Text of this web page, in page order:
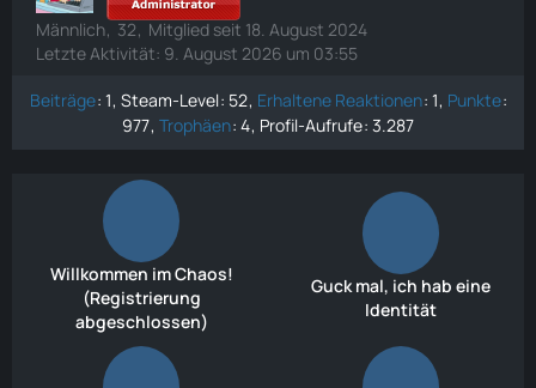
Männlich 32
Mitglied seit 18. August 2024
Letzte Aktivität: 9. August 2026 um 03:55
Beiträge 1 Steam-Level 52 Erhaltene Reaktionen 1 Punkte
977 Trophäen 4 Profil-Aufrufe 3.287
Willkommen im Chaos!
(Registrierung
abgeschlossen)
Guck mal, ich hab eine
Identität